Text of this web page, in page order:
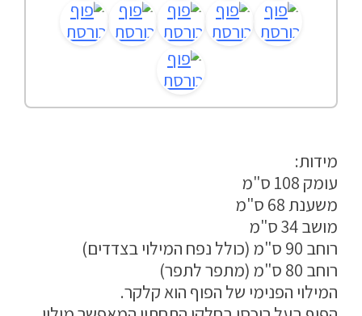
מדיניות פרטיות
התחבר / הרשם
מידות:
עומק 108 ס"מ
משענת 68 ס"מ
מושב 34 ס"מ
רוחב 90 ס"מ (כולל נפח המילוי בצדדים)
רוחב 80 ס"מ (מתפר לתפר)
המילוי הפנימי של הפוף הוא קלקר.